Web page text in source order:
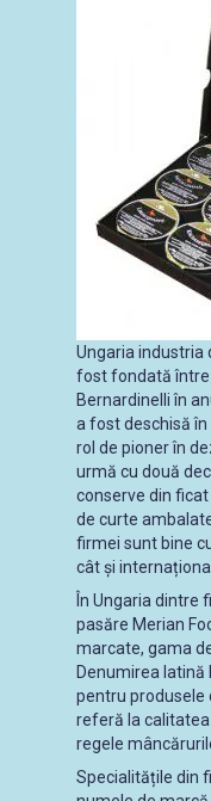
Ungaria industria
fost fondată între
Bernardinelli în
a fost deschisă în
rol de pioner în
urmă cu două
conserve din
de curte
firmei sunt bine
cât și
În Ungaria dintre
pasăre Merian
marcate, gama de
Denumirea latină
pentru produsele
referă la
regele
Specialitățile din